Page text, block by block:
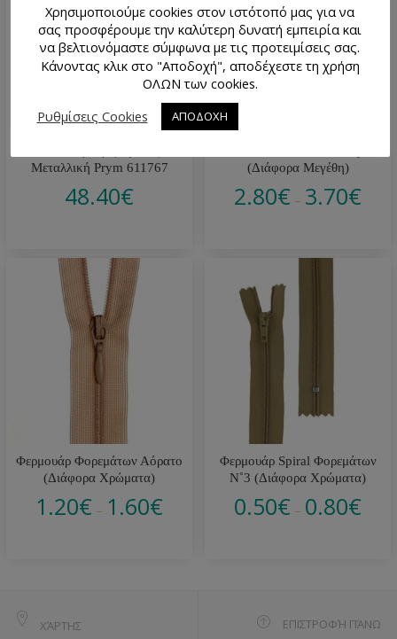
Μεταλλική Prym 611767
48.40€
(Διάφορα Μεγέθη)
2.80€ – 3.70€
Φερμουάρ Φορεμάτων Αόρατο
(Διάφορα Χρώματα)
1.20€ – 1.60€
Φερμουάρ Spiral Φορεμάτων
Ν˚3 (Διάφορα Χρώματα)
0.50€ – 0.80€
ΧΆΡΤΗΣ ΕΠΙΣΤΡΟΦΉ ΠΆΝΩ
Χρησιμοποιούμε cookies στον ιστότοπό μας για να
σας προσφέρουμε την καλύτερη δυνατή εμπειρία και
να βελτιονόμαστε σύμφωνα με τις προτειμίσεις σας.
Κάνοντας κλικ στο "Αποδοχή", αποδέχεστε τη χρήση
ΟΛΩΝ των cookies.
Ρυθμίσεις Cookies
ΑΠΟΔΟΧΗ